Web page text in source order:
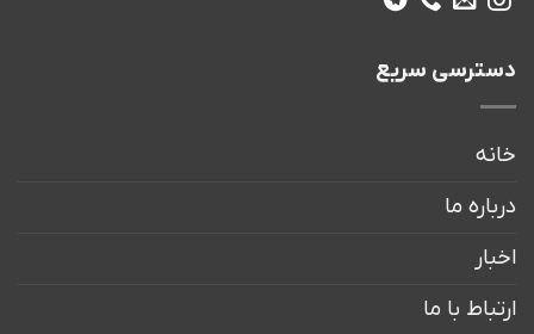
دسترسی سریع
خانه
درباره ما
اخبار
ارتباط با ما